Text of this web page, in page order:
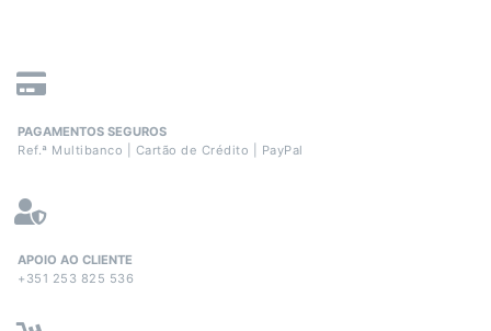
PAGAMENTOS SEGUROS
Ref.ª Multibanco | Cartão de Crédito | PayPal
APOIO AO CLIENTE
+351 253 825 536